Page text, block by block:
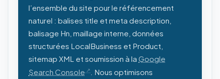
l’ensemble du site pour le référencement
naturel : balises title et meta description,
balisage Hn, maillage interne, données
structurées LocalBusiness et Product,
sitemap XML et soumission à la Google
Search Console
. Nous optimisons